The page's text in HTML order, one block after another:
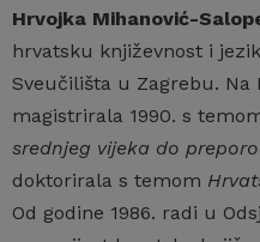
Hrvojka Mihanović-
hrvatsku književnost i
Sveučilišta u Zagrebu.
magistrirala 1990. s
srednjeg vijeka do
doktorirala s temom
Od godine 1986. radi u